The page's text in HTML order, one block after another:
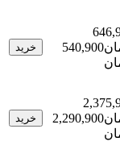
خرید
خرید